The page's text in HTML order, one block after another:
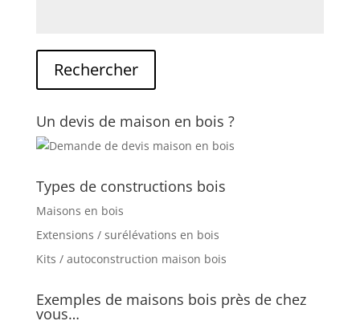
Un devis de maison en bois ?
Types de constructions bois
Maisons en bois
Extensions / surélévations en bois
Kits / autoconstruction maison bois
Exemples de maisons bois près de chez
vous…